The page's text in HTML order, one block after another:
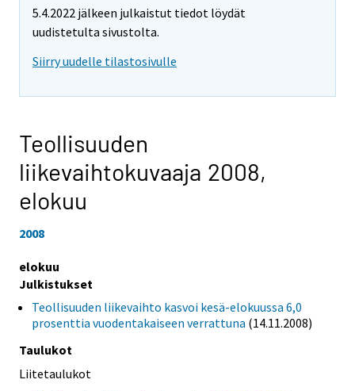
5.4.2022 jälkeen julkaistut tiedot löydät
uudistetulta sivustolta.
Siirry uudelle tilastosivulle
Teollisuuden
liikevaihtokuvaaja 2008,
elokuu
2008
elokuu
Julkistukset
Teollisuuden liikevaihto kasvoi kesä-elokuussa 6,0
prosenttia vuodentakaiseen verrattuna (14.11.2008)
Taulukot
Liitetaulukot